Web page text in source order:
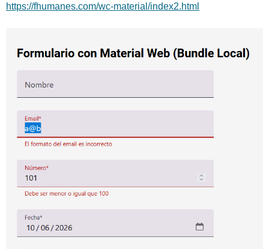
https://fhumanes.com/wc-material/index2.html